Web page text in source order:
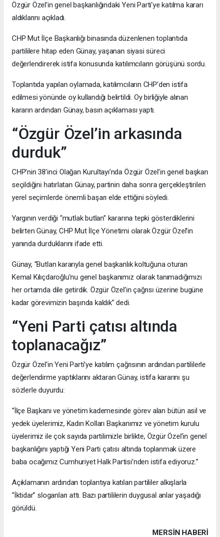
Özgür Özel’in genel başkanlığındaki Yeni Parti’ye katılma kararı
aldıklarını açıkladı.
CHP Mut İlçe Başkanlığı binasında düzenlenen toplantıda
partililere hitap eden Günay, yaşanan siyasi süreci
değerlendirerek istifa konusunda katılımcıların görüşünü sordu.
Toplantıda yapılan oylamada, katılımcıların CHP’den istifa
edilmesi yönünde oy kullandığı belirtildi. Oy birliğiyle alınan
kararın ardından Günay, basın açıklaması yaptı.
“Özgür Özel’in arkasında
durduk”
CHP’nin 38’inci Olağan Kurultayı’nda Özgür Özel’in genel başkan
seçildiğini hatırlatan Günay, partinin daha sonra gerçekleştirilen
yerel seçimlerde önemli başarı elde ettiğini söyledi.
Yargının verdiği “mutlak butlan” kararına tepki gösterdiklerini
belirten Günay, CHP Mut İlçe Yönetimi olarak Özgür Özel’in
yanında durduklarını ifade etti.
Günay, “Butlan kararıyla genel başkanlık koltuğuna oturan
Kemal Kılıçdaroğlu’nu genel başkanımız olarak tanımadığımızı
her ortamda dile getirdik. Özgür Özel’in çağrısı üzerine bugüne
kadar görevimizin başında kaldık” dedi.
“Yeni Parti çatısı altında
toplanacağız”
Özgür Özel’in Yeni Parti’ye katılım çağrısının ardından partililerle
değerlendirme yaptıklarını aktaran Günay, istifa kararını şu
sözlerle duyurdu:
“İlçe Başkanı ve yönetim kademesinde görev alan bütün asil ve
yedek üyelerimiz, Kadın Kolları Başkanımız ve yönetim kurulu
üyelerimiz ile çok sayıda partilimizle birlikte, Özgür Özel’in genel
başkanlığını yaptığı Yeni Parti çatısı altında toplanmak üzere
baba ocağımız Cumhuriyet Halk Partisi’nden istifa ediyoruz.”
Açıklamanın ardından toplantıya katılan partililer alkışlarla
“İktidar” sloganları attı. Bazı partililerin duygusal anlar yaşadığı
görüldü.
MERSIN HABERİ